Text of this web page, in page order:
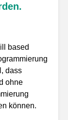
based
dass
ohne
können.